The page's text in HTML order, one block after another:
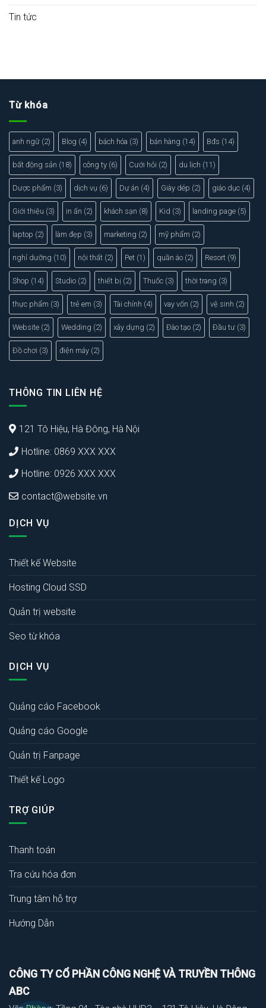
Tin tức
Từ khóa
anh ngữ (2) Blog (4) bách hóa (3) bán hàng (14) Bđs (14)
bất động sản (18) công ty (6) Cưới hỏi (2) du lịch (11)
Dược phẩm (3) dịch vụ (6) Dự án (4) Giày dép (2) giáo dục (4)
Giới thiệu (3) in ấn (2) khách sạn (8) Kid (3) landing page (5)
laptop (2) làm đẹp (3) marketing (2) mỹ phẩm (2)
nghỉ dưỡng (10) nội thất (2) Pet (1) quần áo (2) Resort (9)
Shop (14) Studio (2) thiết bị (2) Thuốc (3) thời trang (3)
thực phẩm (3) trẻ em (3) Tài chính (4) vay vốn (2) vệ sinh (2)
Website (2) Wedding (2) xây dựng (2) Đào tạo (2) Đầu tư (3)
Đồ chơi (3) điện máy (2)
THÔNG TIN LIÊN HỆ
121 Tô Hiệu, Hà Đông, Hà Nội
Hotline: 0869 XXX XXX
Hotline: 0926 XXX XXX
contact@website.vn
DỊCH VỤ
Thiết kế Website
Hosting Cloud SSD
Quản trị website
Seo từ khóa
DỊCH VỤ
Quảng cáo Facebook
Quảng cáo Google
Quản trị Fanpage
Thiết kế Logo
TRỢ GIÚP
Thanh toán
Tra cứu hóa đơn
Trung tâm hỗ trợ
Hướng Dẫn
CÔNG TY CỔ PHẦN CÔNG NGHỆ VÀ TRUYỀN THÔNG
ABC